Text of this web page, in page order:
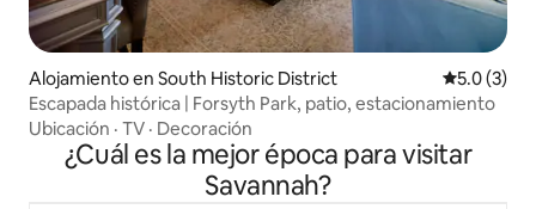
Alojamiento en South Historic District
5.0 (3)
Escapada histórica | Forsyth Park, patio, estacionamiento
Ubicación · TV · Decoración
¿Cuál es la mejor época para visitar
Savannah?